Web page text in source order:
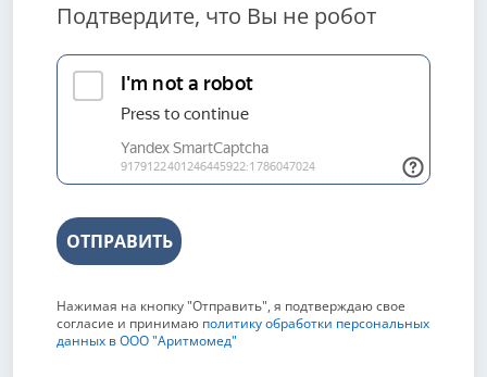
Подтвердите, что Вы не робот
ОТПРАВИТЬ
Нажимая на кнопку "Отправить", я подтверждаю свое
согласие и принимаю политику обработки персональных
данных в ООО "Аритмомед"